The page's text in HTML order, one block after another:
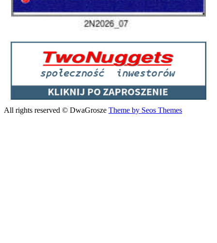
All rights reserved © DwaGrosze Theme by Seos Themes